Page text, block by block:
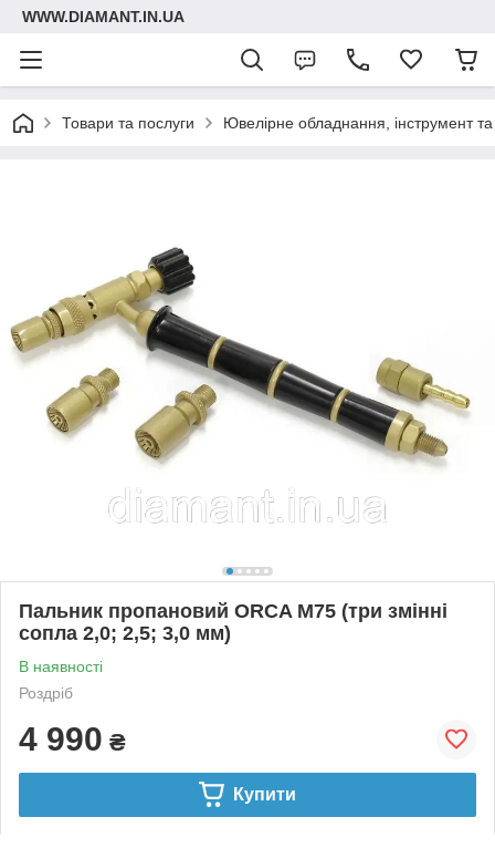
WWW.DIAMANT.IN.UA
Товари та послуги Ювелірне обладнання, інструмент та
Пальник пропановий ORCA M75 (три змінні
сопла 2,0; 2,5; 3,0 мм)
В наявності
Роздріб
4 990 ₴
Купити